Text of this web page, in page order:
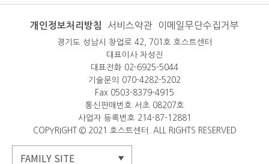
개인정보처리방침 서비스약관 이메일무단수집거부
경기도 성남시 창업로 42, 701호 호스트센터
대표이사 차성진
대표전화 02-6925-5044
기술문의 070-4282-5202
Fax 0503-8379-4915
통신판매번호 서초 08207호
사업자 등록번호 214-87-12881
COPYRIGHT © 2021 호스트센터. ALL RIGHTS RESERVED
FAMILY SITE